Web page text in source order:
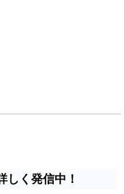
しく発信中！